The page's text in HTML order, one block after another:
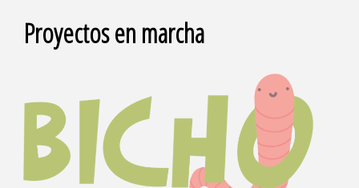
Proyectos en marcha